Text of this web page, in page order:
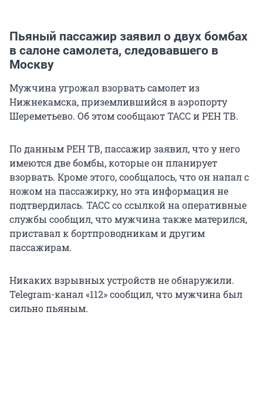
Пьяный пассажир заявил о двух бомбах
в салоне самолета, следовавшего в
Москву
Мужчина угрожал взорвать самолет из
Нижнекамска, приземлившийся в аэропорту
Шереметьево. Об этом сообщают ТАСС и РЕН ТВ.
По данным РЕН ТВ, пассажир заявил, что у него
имеются две бомбы, которые он планирует
взорвать. Кроме этого, сообщалось, что он напал с
ножом на пассажирку, но эта информация не
подтвердилась. ТАСС со ссылкой на оперативные
службы сообщил, что мужчина также матерился,
приставал к бортпроводникам и другим
пассажирам.
Никаких взрывных устройств не обнаружили.
Telegram-канал «112» сообщил, что мужчина был
сильно пьяным.